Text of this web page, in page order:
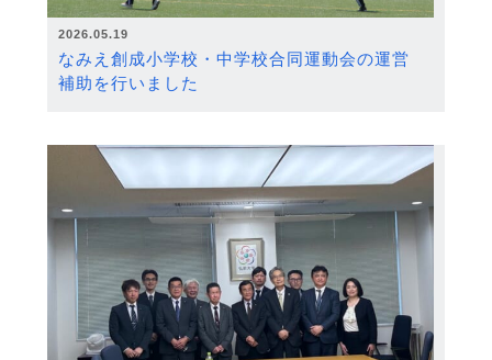
2026.05.19
なみえ創成小学校・中学校合同運動会の運営
補助を行いました